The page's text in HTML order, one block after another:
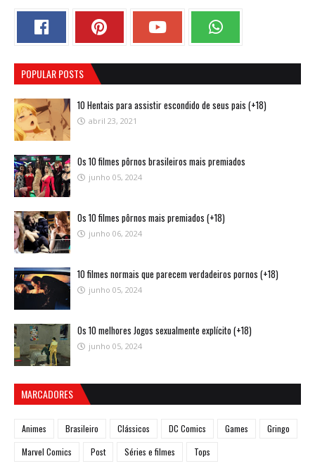
POPULAR POSTS
10 Hentais para assistir escondido de seus pais (+18)
abril 23, 2021
Os 10 filmes pôrnos brasileiros mais premiados
junho 05, 2024
Os 10 filmes pôrnos mais premiados (+18)
junho 06, 2024
10 filmes normais que parecem verdadeiros pornos (+18)
junho 05, 2024
Os 10 melhores Jogos sexualmente explícito (+18)
junho 05, 2024
MARCADORES
Animes Brasileiro Clássicos DC Comics Games
Gringo
Marvel Comics
Post Séries e filmes Tops